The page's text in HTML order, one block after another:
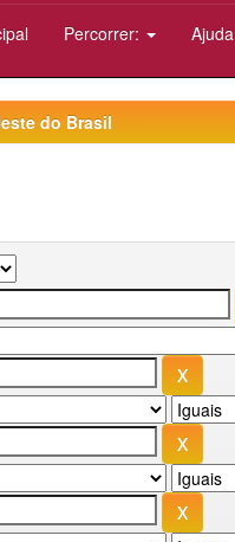
Percorrer: Ajuda
do Brasil